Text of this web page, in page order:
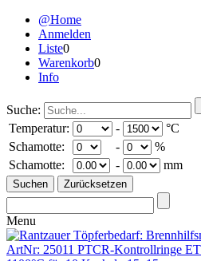
@Home
Anmelden
Liste0
Warenkorb0
Info
Suche:
Temperatur:
-
°C
Schamotte:
-
%
Schamotte:
- mm
Menu